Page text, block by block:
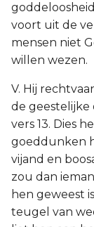
voort uit de
mensen niet
willen wezen.
V. Hij
de geestelijke
vers 13. Dies
goeddunken
vijand en
zou dan
hen geweest
teugel van